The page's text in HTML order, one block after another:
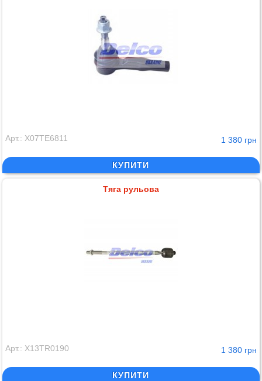
Арт.: X07TE6811 1 380 грн
КУПИТИ
Тяга рульова
Арт.: X13TR0190 1 380 грн
КУПИТИ